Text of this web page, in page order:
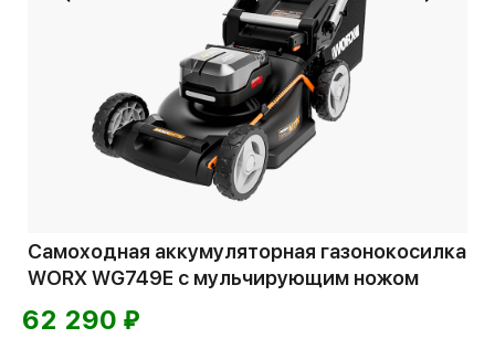
Самоходная аккумуляторная газонокосилка
WORX WG749E с мульчирующим ножом
62 290 ⃏